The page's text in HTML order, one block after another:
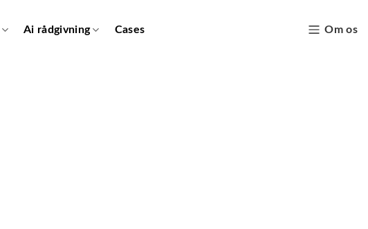
Ai rådgivning Cases Om os